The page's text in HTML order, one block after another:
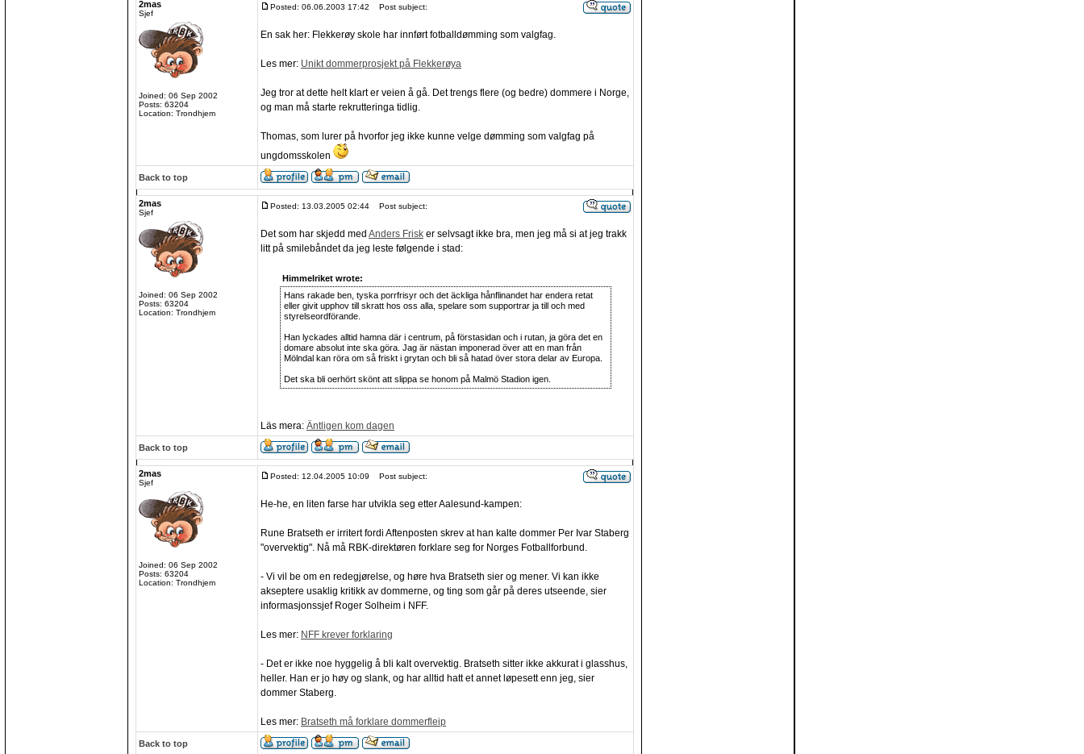
2mas
Sjef
Joined: 06 Sep 2002
Posts: 63204
Location: Trondhjem
Posted: 06.06.2003 17:42 Post subject:
En sak her: Flekkerøy skole har innført fotballdømming som valgfag.
Les mer: Unikt dommerprosjekt på Flekkerøya
Jeg tror at dette helt klart er veien å gå. Det trengs flere (og bedre) dommere i Norge,
og man må starte rekrutteringa tidlig.
Thomas, som lurer på hvorfor jeg ikke kunne velge dømming som valgfag på
ungdomsskolen
Back to top
2mas
Sjef
Joined: 06 Sep 2002
Posts: 63204
Location: Trondhjem
Posted: 13.03.2005 02:44 Post subject:
Det som har skjedd med Anders Frisk er selvsagt ikke bra, men jeg må si at jeg trakk
litt på smilebåndet da jeg leste følgende i stad:
Himmelriket wrote:
Hans rakade ben, tyska porrfrisyr och det äckliga hånflinandet har endera retat
eller givit upphov till skratt hos oss alla, spelare som supportrar ja till och med
styrelseordförande.
Han lyckades alltid hamna där i centrum, på förstasidan och i rutan, ja göra det en
domare absolut inte ska göra. Jag är nästan imponerad över att en man från
Mölndal kan röra om så friskt i grytan och bli så hatad över stora delar av Europa.
Det ska bli oerhört skönt att slippa se honom på Malmö Stadion igen.
Läs mera: Äntligen kom dagen
Back to top
2mas
Sjef
Joined: 06 Sep 2002
Posts: 63204
Location: Trondhjem
Posted: 12.04.2005 10:09 Post subject:
He-he, en liten farse har utvikla seg etter Aalesund-kampen:
Rune Bratseth er irritert fordi Aftenposten skrev at han kalte dommer Per Ivar Staberg
"overvektig". Nå må RBK-direktøren forklare seg for Norges Fotballforbund.
- Vi vil be om en redegjørelse, og høre hva Bratseth sier og mener. Vi kan ikke
akseptere usaklig kritikk av dommerne, og ting som går på deres utseende, sier
informasjonssjef Roger Solheim i NFF.
Les mer: NFF krever forklaring
- Det er ikke noe hyggelig å bli kalt overvektig. Bratseth sitter ikke akkurat i glasshus,
heller. Han er jo høy og slank, og har alltid hatt et annet løpesett enn jeg, sier
dommer Staberg.
Les mer: Bratseth må forklare dommerfleip
Back to top